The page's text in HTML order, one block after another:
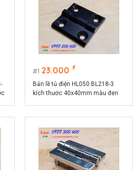
1 23.000 ₫
Bản lề tủ điện HL050 BL218-3
kích thước 40x40mm màu đen